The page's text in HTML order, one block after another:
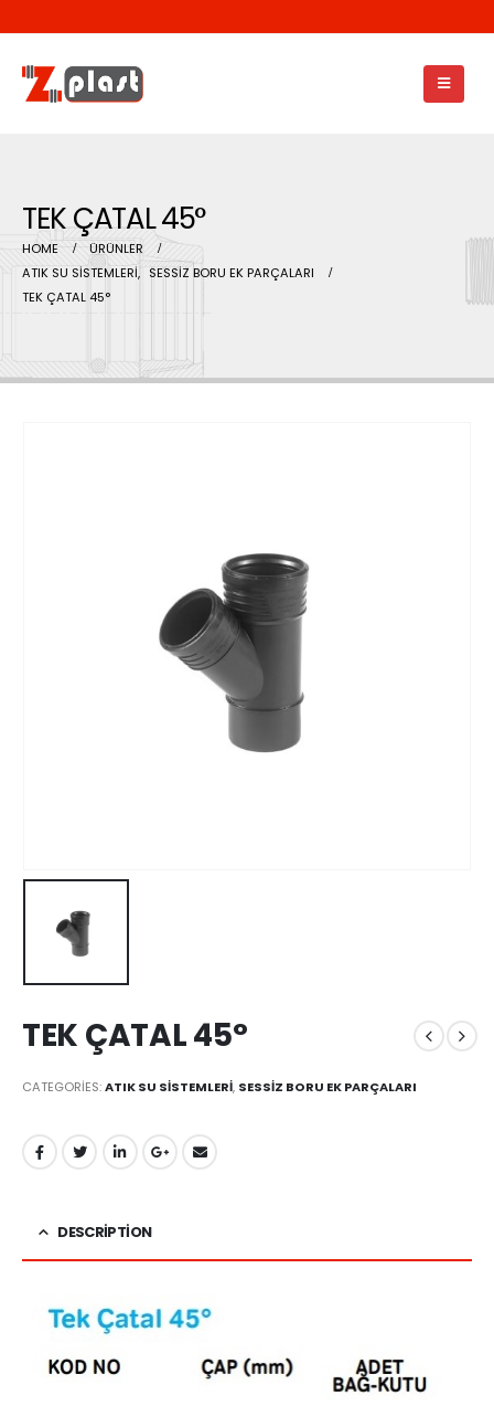
TEK ÇATAL 45°
HOME
ÜRÜNLER
ATIK SU SİSTEMLERİ, SESSİZ BORU EK PARÇALARI
TEK ÇATAL 45°
TEK ÇATAL 45°
CATEGORIES:ATIK SU SİSTEMLERİ, SESSİZ BORU EK PARÇALARI
DESCRIPTION